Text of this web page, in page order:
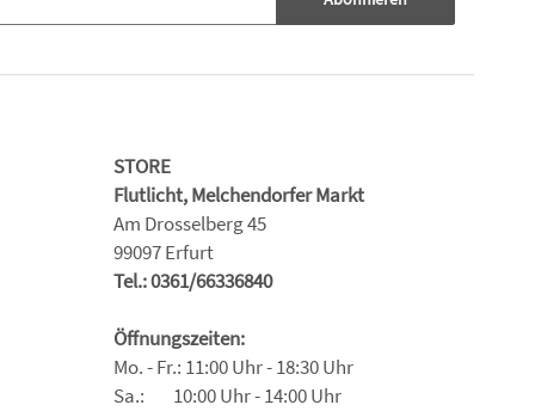
STORE
Flutlicht, Melchendorfer Markt
Am Drosselberg 45
99097 Erfurt
Tel.: 0361/66336840
Öffnungszeiten:
Mo. - Fr.: 11:00 Uhr - 18:30 Uhr
Sa.: 10:00 Uhr - 14:00 Uhr